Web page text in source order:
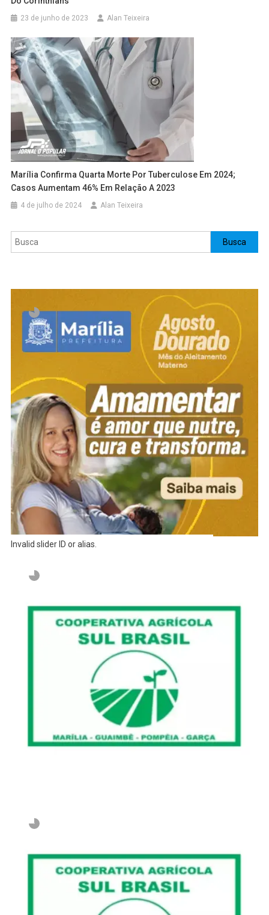
23 de junho de 2023 Alan Teixeira
Marília Confirma Quarta Morte Por Tuberculose Em 2024;
Casos Aumentam 46% Em Relação A 2023
4 de julho de 2024 Alan Teixeira
Pesquisar Busca
Invalid slider ID or alias.